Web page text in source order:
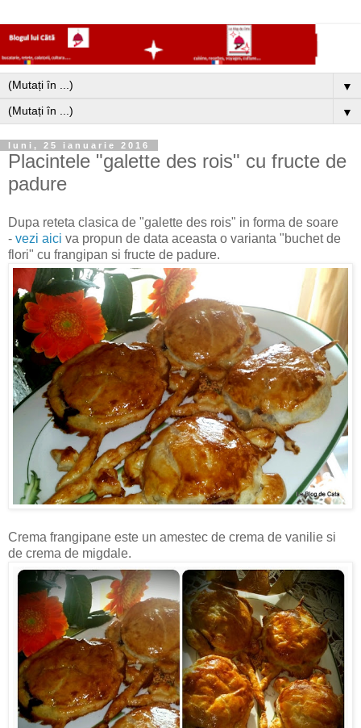
▼
▼
luni, 25 ianuarie 2016
Placintele "galette des rois" cu fructe de
padure
Dupa reteta clasica de "galette des rois" in forma de soare
- vezi aici va propun de data aceasta o varianta "buchet de
flori" cu frangipan si fructe de padure.
Crema frangipane este un amestec de crema de vanilie si
de crema de migdale.